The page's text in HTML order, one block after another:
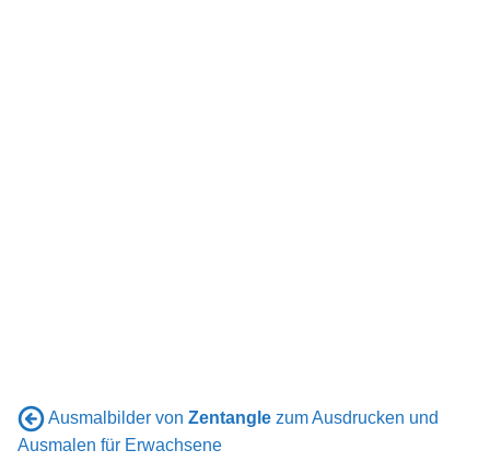
Ausmalbilder von Zentangle zum Ausdrucken und
Ausmalen für Erwachsene